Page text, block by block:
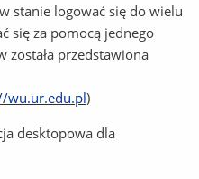
stanie logować się do wielu
się za pomocą jednego
została przedstawiona
wu.ur.edu.pl)
desktopowa dla